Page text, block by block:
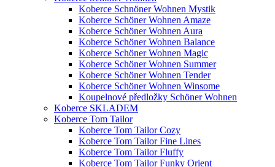
Koberce Schnöner Wohnen Mystik
Koberce Schöner Wohnen Amaze
Koberce Schöner Wohnen Aura
Koberce Schöner Wohnen Balance
Koberce Schöner Wohnen Magic
Koberce Schöner Wohnen Summer
Koberce Schöner Wohnen Tender
Koberce Schöner Wohnen Winsome
Koupelnové předložky Schöner Wohnen
Koberce SKLADEM
Koberce Tom Tailor
Koberce Tom Tailor Cozy
Koberce Tom Tailor Fine Lines
Koberce Tom Tailor Fluffy
Koberce Tom Tailor Funky Orient